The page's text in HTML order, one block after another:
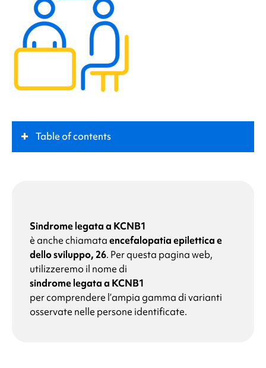
Table of contents
Sintomi
Quali sono le cause dellasindrome KCNB1-
correlata
Sindrome legata a KCNB1
è anche chiamataencefalopatia epilettica e
dello sviluppo, 26. Per questa pagina web,
utilizzeremo il nome di
sindrome legata a KCNB1
per comprendere l’ampia gamma di varianti
osservate nelle persone identificate.